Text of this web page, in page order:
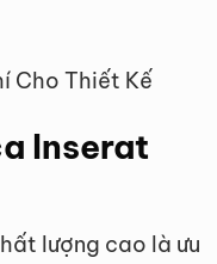
Cho Thiết Kế
Inserat
lượng cao là ưu